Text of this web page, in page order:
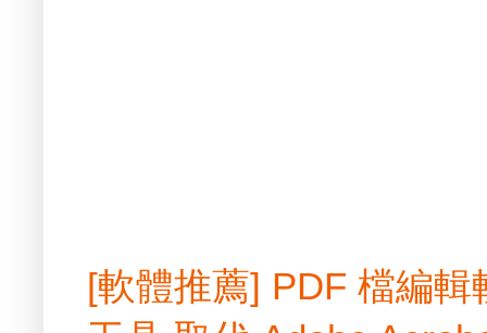
[軟體推薦] PDF 檔編